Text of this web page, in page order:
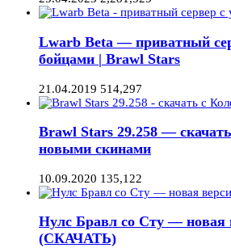
Lwarb Beta — приватный
бойцами | Brawl Stars
21.04.2019 514,297
Brawl Stars 29.258 —
новыми скинами
10.09.2020 135,122
Нулс Бравл со Сту — новая
(СКАЧАТЬ)